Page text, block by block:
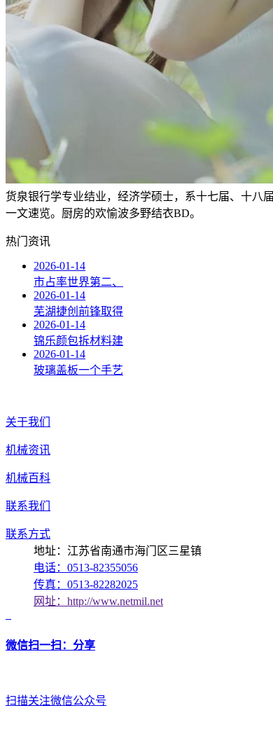
货泉银行学专业结业，经济学硕士，系十七届、十八
一文速览。厨房的欢愉波多野结衣BD。
热门资讯
2026-01-14
市占率世界第二、
2026-01-14
芜湖捷创前锋取得
2026-01-14
锦乐颜包拆材料建
2026-01-14
玻璃盖板一个手艺
关于我们
机械资讯
机械百科
联系我们
联系方式
地址：江苏省南通市海门区三星镇
电话：0513-82355056
传真：0513-82282025
网址：http://www.netmil.net
微信扫一扫：分享
扫描关注微信公众号